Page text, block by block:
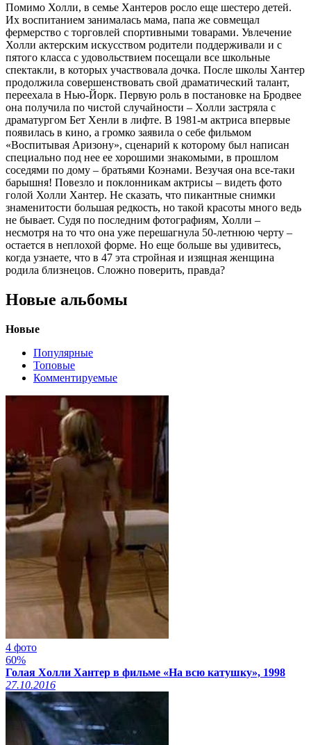
Помимо Холли, в семье Хантеров росло еще шестеро детей.
Их воспитанием занималась мама, папа же совмещал
фермерство с торговлей спортивными товарами. Увлечение
Холли актерским искусством родители поддерживали и с
пятого класса с удовольствием посещали все школьные
спектакли, в которых участвовала дочка. После школы Хантер
продолжила совершенствовать свой драматический талант,
переехала в Нью-Йорк. Первую роль в постановке на Бродвее
она получила по чистой случайности – Холли застряла с
драматургом Бет Хенли в лифте. В 1981-м актриса впервые
появилась в кино, а громко заявила о себе фильмом
«Воспитывая Аризону», сценарий к которому был написан
специально под нее ее хорошими знакомыми, в прошлом
соседями по дому – братьями Коэнами. Везучая она все-таки
барышня! Повезло и поклонникам актрисы – видеть фото
голой Холли Хантер. Не сказать, что пикантные снимки
знаменитости большая редкость, но такой красоты много ведь
не бывает. Судя по последним фотографиям, Холли –
несмотря на то что она уже перешагнула 50-летнюю черту –
остается в неплохой форме. Но еще больше вы удивитесь,
когда узнаете, что в 47 эта стройная и изящная женщина
родила близнецов. Сложно поверить, правда?
Новые альбомы
Новые
Популярные
Топовые
Комментируемые
4 фото
60%
Голая Холли Хантер в фильме «На всю катушку», 1998
27.10.2016